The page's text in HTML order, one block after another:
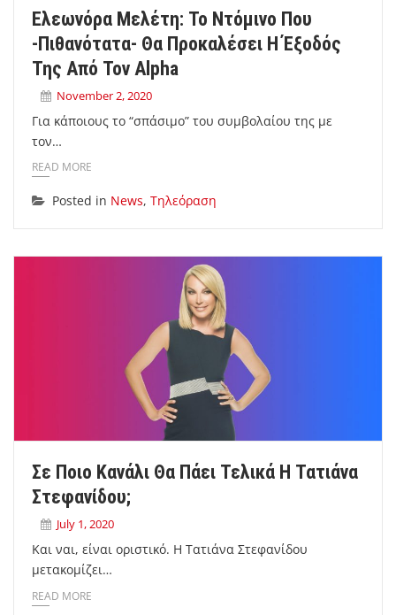
Ελεωνόρα Μελέτη: Το Ντόμινο Που
-πιθανότατα- Θα Προκαλέσει Η Έξοδός
Της Από Τον Alpha
November 2, 2020
Για κάποιους το “σπάσιμο” του συμβολαίου της με
τον…
READ MORE
Posted in News, Τηλεόραση
Σε Ποιο Κανάλι Θα Πάει Τελικά Η Τατιάνα
Στεφανίδου;
July 1, 2020
Και ναι, είναι οριστικό. Η Τατιάνα Στεφανίδου
μετακομίζει…
READ MORE